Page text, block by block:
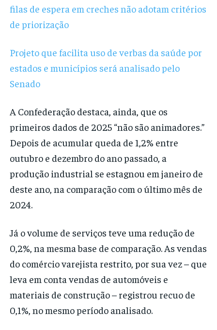
filas de espera em creches não adotam critérios
de priorização
Projeto que facilita uso de verbas da saúde por
estados e municípios será analisado pelo
Senado
A Confederação destaca, ainda, que os
primeiros dados de 2025 “não são animadores.”
Depois de acumular queda de 1,2% entre
outubro e dezembro do ano passado, a
produção industrial se estagnou em janeiro de
deste ano, na comparação com o último mês de
2024.
Já o volume de serviços teve uma redução de
0,2%, na mesma base de comparação. As vendas
do comércio varejista restrito, por sua vez – que
leva em conta vendas de automóveis e
materiais de construção – registrou recuo de
0,1%, no mesmo período analisado.